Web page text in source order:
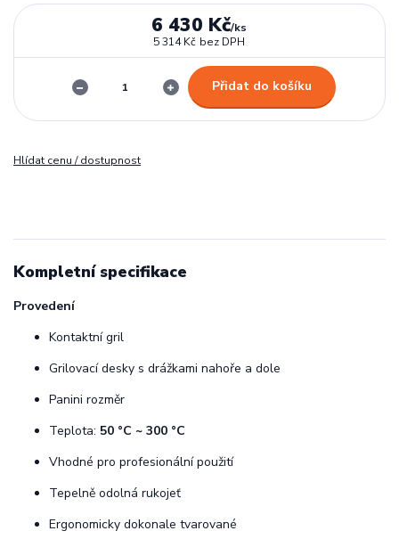
6 430 Kč/ks
5 314 Kč bez DPH
Přidat do košíku
Hlídat cenu / dostupnost
Kompletní specifikace
Provedení
Kontaktní gril
Grilovací desky s drážkami nahoře a dole
Panini rozměr
Teplota: 50 °C ~ 300 °C
Vhodné pro profesionální použití
Tepelně odolná rukojeť
Ergonomicky dokonale tvarované